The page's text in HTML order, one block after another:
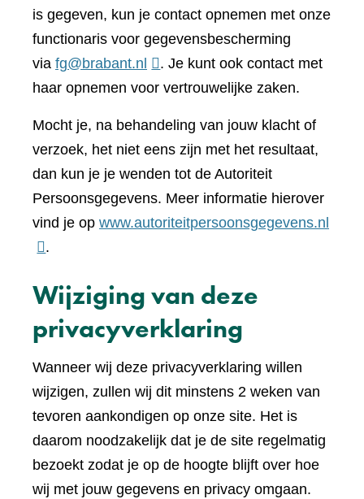
is gegeven, kun je contact opnemen met onze
functionaris voor gegevensbescherming
via fg@brabant.nl
. Je kunt ook contact met
haar opnemen voor vertrouwelijke zaken.
Mocht je, na behandeling van jouw klacht of
verzoek, het niet eens zijn met het resultaat,
dan kun je je wenden tot de Autoriteit
Persoonsgegevens. Meer informatie hierover
vind je op www.autoriteitpersoonsgegevens.nl
.
Wijziging van deze
privacyverklaring
Wanneer wij deze privacyverklaring willen
wijzigen, zullen wij dit minstens 2 weken van
tevoren aankondigen op onze site. Het is
daarom noodzakelijk dat je de site regelmatig
bezoekt zodat je op de hoogte blijft over hoe
wij met jouw gegevens en privacy omgaan.